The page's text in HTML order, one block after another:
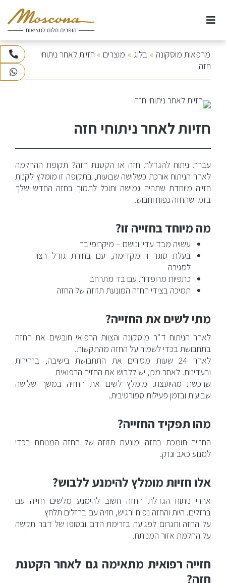
אודות
ניתוחי חזה
ניתוחי אף
ניתוחי פנים
טיפולי לייזר
הזרקות מתקדמות
טיפולי פנים לגברים
ניתוחים וטיפולים לגברים
בלוג
צור קשר
073-3745100
מרפאות מוסקונה » בלוג » מוצרים » חזיות לאחר ניתוחי
חזה
חזיות לאחר ניתוחי חזה
עברת ניתוח להגדלת חזה או הקטנת חזה? תקופת ההחלמה
לאחר הניתוח אורכת כשלושה שבועות, בתקופה זו מומלץ לקנות
חזייה מיוחדת שתהיה גמישה ותוכל לתמוך בחזה החדש שלך
בזמן שהחזה נפוח וחבוש.
מה מיוחד בחזייה זו?
עשויה מבד עדין ונושם – מיקרופייבר
בעלת סוגר וי מקדימה, עם בחירת גודל רצוי
לסגירה
כתפיות מרופדות עם בד מתרחב
תמיכה בצידי החזה המונעת תזוזה של החזה
מתי לשים את החזייה?
לאחר הניתוח ד"ר מוסקונה והצוות הרפואי חובשים את החזה
בתחבושת בכדי לשמור על החזה מהתקשות.
לאחר 24 שעות מסירים את התחבושת בישיבה, בזהירות
ובעדינות. לאחר מכן, יש ללבוש את החזיה הרפואית
שרכשת מהיועצת. מומלץ לשים את החזיה במשך שלושה
שבועות ובזמן פעילות ספורטיבית.
מהו תפקיד החזייה?
החזייה תומכת בחזה ומונעת תזוזה של החזה המנותח בכדי
למנוע כאב ונזק.
אלו חזיות מומלץ להימנע ללבוש?
אחרי ניתוח הגדלת החזה חשוב להימנע מלשים חזייה עם
ברזלים. היות והחזה נפוח ורגיש, חזיה עם ברזלים תלחץ
על החזה ותגרום לפגיעה בזרימת הדם ובסופו של דבר תקשה
על החלמת אזור המנותח.
חזייה רפואית מתאימה גם לאחר הקטנת
חזה?